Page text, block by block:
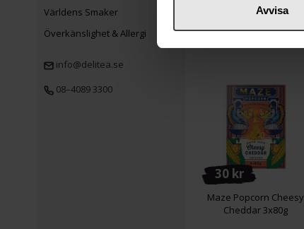
Avvisa
Världens Smaker
Överkänslighet & Allergi
info@delitea.se
08–4089 3300
30 kr
Maze Popcorn Cheesy
Cheddar 3x80g